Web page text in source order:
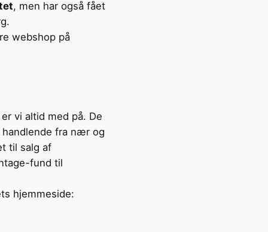
, men har også fået
webshop på
vi altid med på. De
fra nær og
til salg af
fund til
hjemmeside: